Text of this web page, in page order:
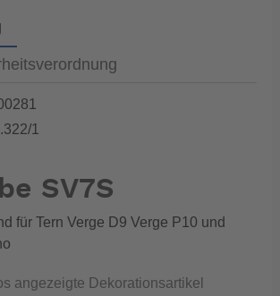
1
SV7S
für Tern Verge D9 Verge P10 und
angezeigte Dekorationsartikel